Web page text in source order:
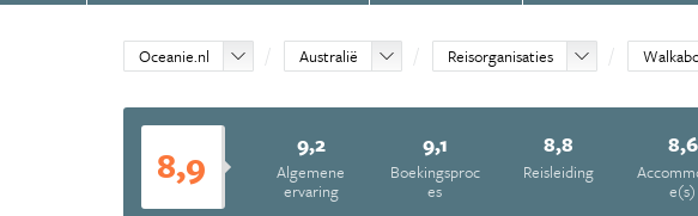
Oceanie.nl Australië Reisorganisaties
8,9 9,2
Algemene
ervaring
9,1
Boekingsproc
es
8,8
Reisleiding
8,6
e(s)